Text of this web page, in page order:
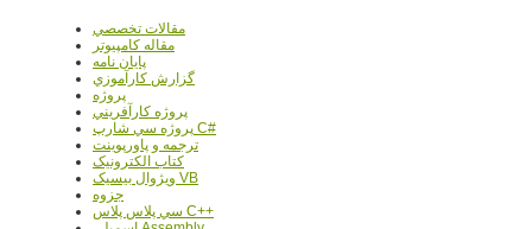
مقالات تخصصي
مقاله کامپیوتر
پایان نامه
گزارش کارآموزي
پروژه
پروژه کارآفريني
پروژه سي شارپ C#
ترجمه و پاورپوينت
کتاب الکترونيک
ويژوال بيسيک VB
جزوه
سي پلاس پلاس C++